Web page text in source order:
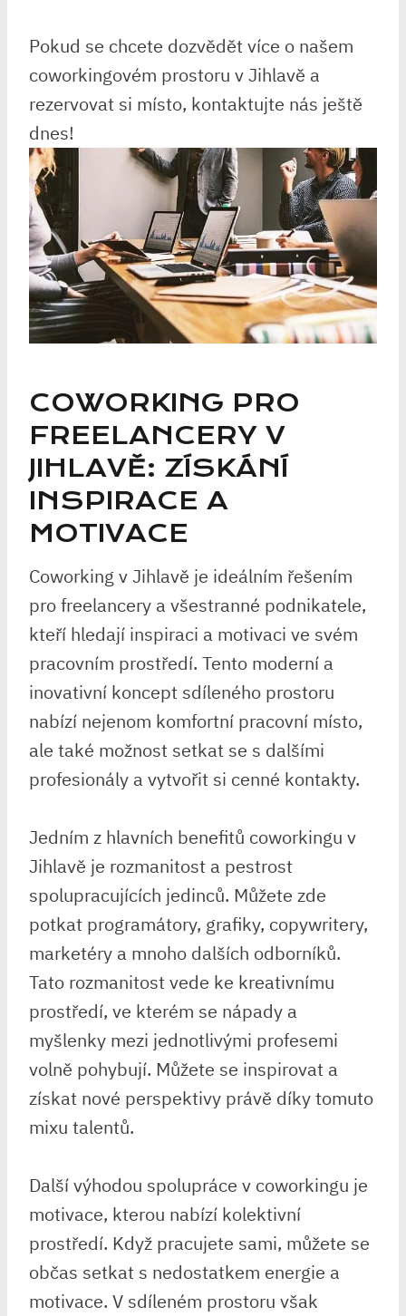
Pokud se chcete dozvědět více o našem
coworkingovém prostoru v Jihlavě a
rezervovat si místo, kontaktujte nás ještě
dnes!
COWORKING PRO
FREELANCERY V
JIHLAVĚ: ZÍSKÁNÍ
INSPIRACE A
MOTIVACE
Coworking v Jihlavě je ideálním řešením
pro freelancery a všestranné podnikatele,
kteří hledají inspiraci a motivaci ve svém
pracovním prostředí. Tento moderní a
inovativní koncept sdíleného prostoru
nabízí nejenom komfortní pracovní místo,
ale také možnost setkat se s dalšími
profesionály a vytvořit si cenné kontakty.
Jedním z hlavních benefitů coworkingu v
Jihlavě je rozmanitost a pestrost
spolupracujících jedinců. Můžete zde
potkat programátory, grafiky, copywritery,
marketéry a mnoho dalších odborníků.
Tato rozmanitost vede ke kreativnímu
prostředí, ve kterém se nápady a
myšlenky mezi jednotlivými profesemi
volně pohybují. Můžete se inspirovat a
získat nové perspektivy právě díky tomuto
mixu talentů.
Další výhodou spolupráce v coworkingu je
motivace, kterou nabízí kolektivní
prostředí. Když pracujete sami, můžete se
občas setkat s nedostatkem energie a
motivace. V sdíleném prostoru však